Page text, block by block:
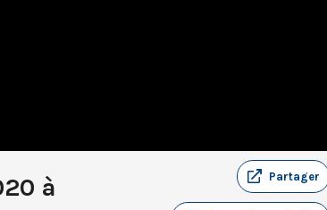
à
Partager